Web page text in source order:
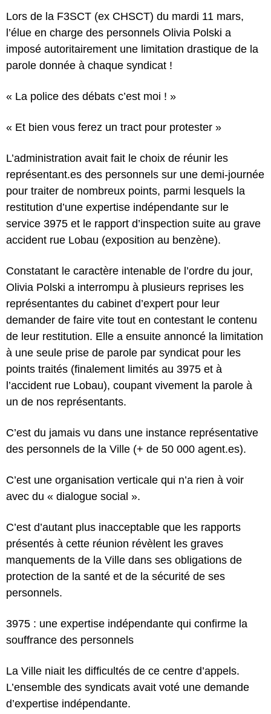
Lors de la F3SCT (ex CHSCT) du mardi 11 mars,
l’élue en charge des personnels Olivia Polski a
imposé autoritairement une limitation drastique de la
parole donnée à chaque syndicat !
« La police des débats c’est moi ! »
« Et bien vous ferez un tract pour protester »
L’administration avait fait le choix de réunir les
représentant.es des personnels sur une demi-journée
pour traiter de nombreux points, parmi lesquels la
restitution d’une expertise indépendante sur le
service 3975 et le rapport d’inspection suite au grave
accident rue Lobau (exposition au benzène).
Constatant le caractère intenable de l’ordre du jour,
Olivia Polski a interrompu à plusieurs reprises les
représentantes du cabinet d’expert pour leur
demander de faire vite tout en contestant le contenu
de leur restitution. Elle a ensuite annoncé la limitation
à une seule prise de parole par syndicat pour les
points traités (finalement limités au 3975 et à
l’accident rue Lobau), coupant vivement la parole à
un de nos représentants.
C’est du jamais vu dans une instance représentative
des personnels de la Ville (+ de 50 000 agent.es).
C’est une organisation verticale qui n’a rien à voir
avec du « dialogue social ».
C’est d’autant plus inacceptable que les rapports
présentés à cette réunion révèlent les graves
manquements de la Ville dans ses obligations de
protection de la santé et de la sécurité de ses
personnels.
3975 : une expertise indépendante qui confirme la
souffrance des personnels
La Ville niait les difficultés de ce centre d’appels.
L’ensemble des syndicats avait voté une demande
d’expertise indépendante.